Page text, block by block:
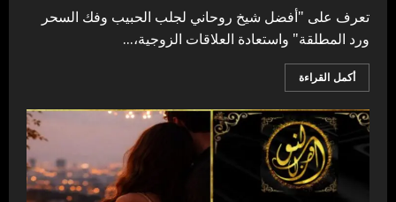
تعرف على "أفضل شيخ روحاني لجلب الحبيب وفك السحر
ورد المطلقة" واستعادة العلاقات الزوجية،...
أكمل القراءة